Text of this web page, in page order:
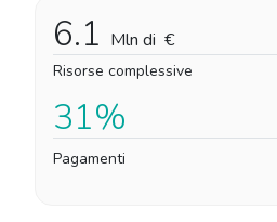
6.1 Mln di €
Risorse complessive
31%
Pagamenti